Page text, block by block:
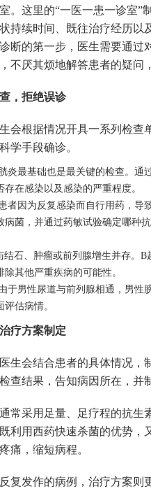
。这里的“一医一患一诊室
持续时间、既往治疗经历以
断的第一步，医生需要通过
不厌其烦地解答患者的疑问
，拒绝误诊
会根据情况开具一系列检查
学手段确诊。
炎最基础也是最关键的检查。通
在感染以及感染的严重程度。
者因为反复感染而自行用药，导
病菌，并通过药敏试验确定哪种
结石、肿瘤或前列腺增生并存。
其他严重疾病的可能性。
于男性尿道与前列腺相通，男性
估病情。
疗方案制定
生会结合患者的具体情况，
查结果，告知病因所在，并
常采用足量、足疗程的抗生
利用西药快速杀菌的优势
痛，缩短病程。
复发作的病例，治疗方案则